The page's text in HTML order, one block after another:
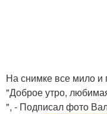
На снимке все мило
"Доброе утро,
", - Подписал фото